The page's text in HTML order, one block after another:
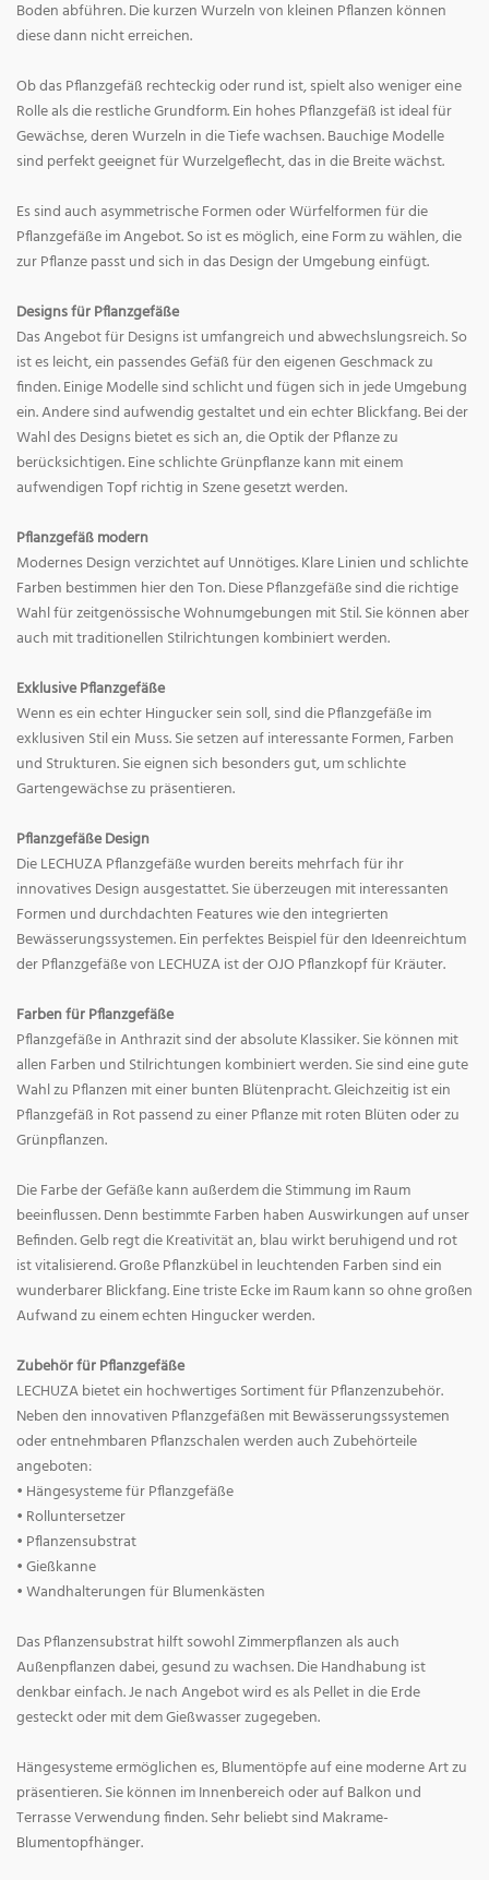
Boden abführen. Die kurzen Wurzeln von kleinen Pflanzen können
diese dann nicht erreichen.
Ob das Pflanzgefäß rechteckig oder rund ist, spielt also weniger eine
Rolle als die restliche Grundform. Ein hohes Pflanzgefäß ist ideal für
Gewächse, deren Wurzeln in die Tiefe wachsen. Bauchige Modelle
sind perfekt geeignet für Wurzelgeflecht, das in die Breite wächst.
Es sind auch asymmetrische Formen oder Würfelformen für die
Pflanzgefäße im Angebot. So ist es möglich, eine Form zu wählen, die
zur Pflanze passt und sich in das Design der Umgebung einfügt.
Designs für Pflanzgefäße
Das Angebot für Designs ist umfangreich und abwechslungsreich. So
ist es leicht, ein passendes Gefäß für den eigenen Geschmack zu
finden. Einige Modelle sind schlicht und fügen sich in jede Umgebung
ein. Andere sind aufwendig gestaltet und ein echter Blickfang. Bei der
Wahl des Designs bietet es sich an, die Optik der Pflanze zu
berücksichtigen. Eine schlichte Grünpflanze kann mit einem
aufwendigen Topf richtig in Szene gesetzt werden.
Pflanzgefäß modern
Modernes Design verzichtet auf Unnötiges. Klare Linien und schlichte
Farben bestimmen hier den Ton. Diese Pflanzgefäße sind die richtige
Wahl für zeitgenössische Wohnumgebungen mit Stil. Sie können aber
auch mit traditionellen Stilrichtungen kombiniert werden.
Exklusive Pflanzgefäße
Wenn es ein echter Hingucker sein soll, sind die Pflanzgefäße im
exklusiven Stil ein Muss. Sie setzen auf interessante Formen, Farben
und Strukturen. Sie eignen sich besonders gut, um schlichte
Gartengewächse zu präsentieren.
Pflanzgefäße Design
Die LECHUZA Pflanzgefäße wurden bereits mehrfach für ihr
innovatives Design ausgestattet. Sie überzeugen mit interessanten
Formen und durchdachten Features wie den integrierten
Bewässerungssystemen. Ein perfektes Beispiel für den Ideenreichtum
der Pflanzgefäße von LECHUZA ist der OJO Pflanzkopf für Kräuter.
Farben für Pflanzgefäße
Pflanzgefäße in Anthrazit sind der absolute Klassiker. Sie können mit
allen Farben und Stilrichtungen kombiniert werden. Sie sind eine gute
Wahl zu Pflanzen mit einer bunten Blütenpracht. Gleichzeitig ist ein
Pflanzgefäß in Rot passend zu einer Pflanze mit roten Blüten oder zu
Grünpflanzen.
Die Farbe der Gefäße kann außerdem die Stimmung im Raum
beeinflussen. Denn bestimmte Farben haben Auswirkungen auf unser
Befinden. Gelb regt die Kreativität an, blau wirkt beruhigend und rot
ist vitalisierend. Große Pflanzkübel in leuchtenden Farben sind ein
wunderbarer Blickfang. Eine triste Ecke im Raum kann so ohne großen
Aufwand zu einem echten Hingucker werden.
Zubehör für Pflanzgefäße
LECHUZA bietet ein hochwertiges Sortiment für Pflanzenzubehör.
Neben den innovativen Pflanzgefäßen mit Bewässerungssystemen
oder entnehmbaren Pflanzschalen werden auch Zubehörteile
angeboten:
• Hängesysteme für Pflanzgefäße
• Rolluntersetzer
• Pflanzensubstrat
• Gießkanne
• Wandhalterungen für Blumenkästen
Das Pflanzensubstrat hilft sowohl Zimmerpflanzen als auch
Außenpflanzen dabei, gesund zu wachsen. Die Handhabung ist
denkbar einfach. Je nach Angebot wird es als Pellet in die Erde
gesteckt oder mit dem Gießwasser zugegeben.
Hängesysteme ermöglichen es, Blumentöpfe auf eine moderne Art zu
präsentieren. Sie können im Innenbereich oder auf Balkon und
Terrasse Verwendung finden. Sehr beliebt sind Makrame-
Blumentopfhänger.